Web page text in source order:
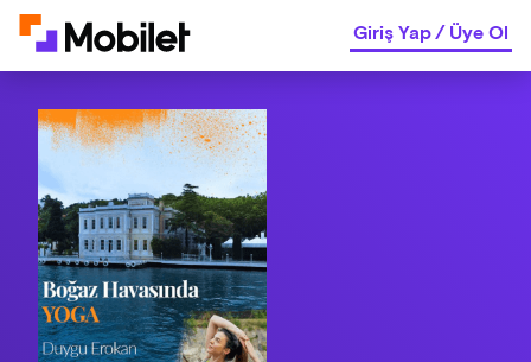
Giriş Yap/Üye Ol